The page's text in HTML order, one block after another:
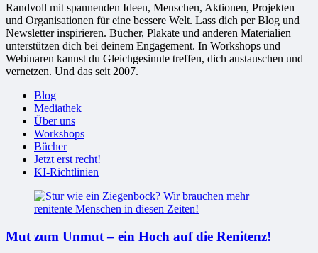
Randvoll mit spannenden Ideen, Menschen, Aktionen, Projekten
und Organisationen für eine bessere Welt. Lass dich per Blog und
Newsletter inspirieren. Bücher, Plakate und anderen Materialien
unterstützen dich bei deinem Engagement. In Workshops und
Webinaren kannst du Gleichgesinnte treffen, dich austauschen und
vernetzen. Und das seit 2007.
Blog
Mediathek
Über uns
Workshops
Bücher
Jetzt erst recht!
KI-Richtlinien
Mut zum Unmut – ein Hoch auf die Renitenz!